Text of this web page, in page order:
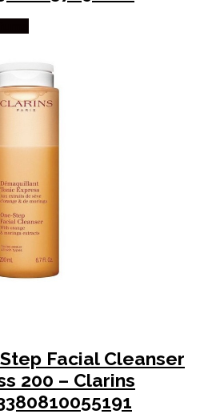
Facial Cleanser
200 – Clarins